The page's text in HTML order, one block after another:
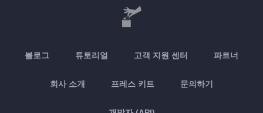
블로그 튜토리얼 고객 지원 센터 파트너
회사 소개 프레스 키트 문의하기